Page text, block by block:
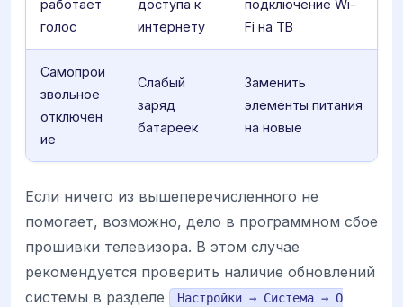
работает
голос
доступа к
интернету
подключение Wi-
Fi на ТВ
Самопрои
звольное
отключен
ие
Слабый
заряд
батареек
Заменить
элементы питания
на новые
Если ничего из вышеперечисленного не
помогает, возможно, дело в программном сбое
прошивки телевизора. В этом случае
рекомендуется проверить наличие обновлений
системы в разделе
Настройки → Система → О